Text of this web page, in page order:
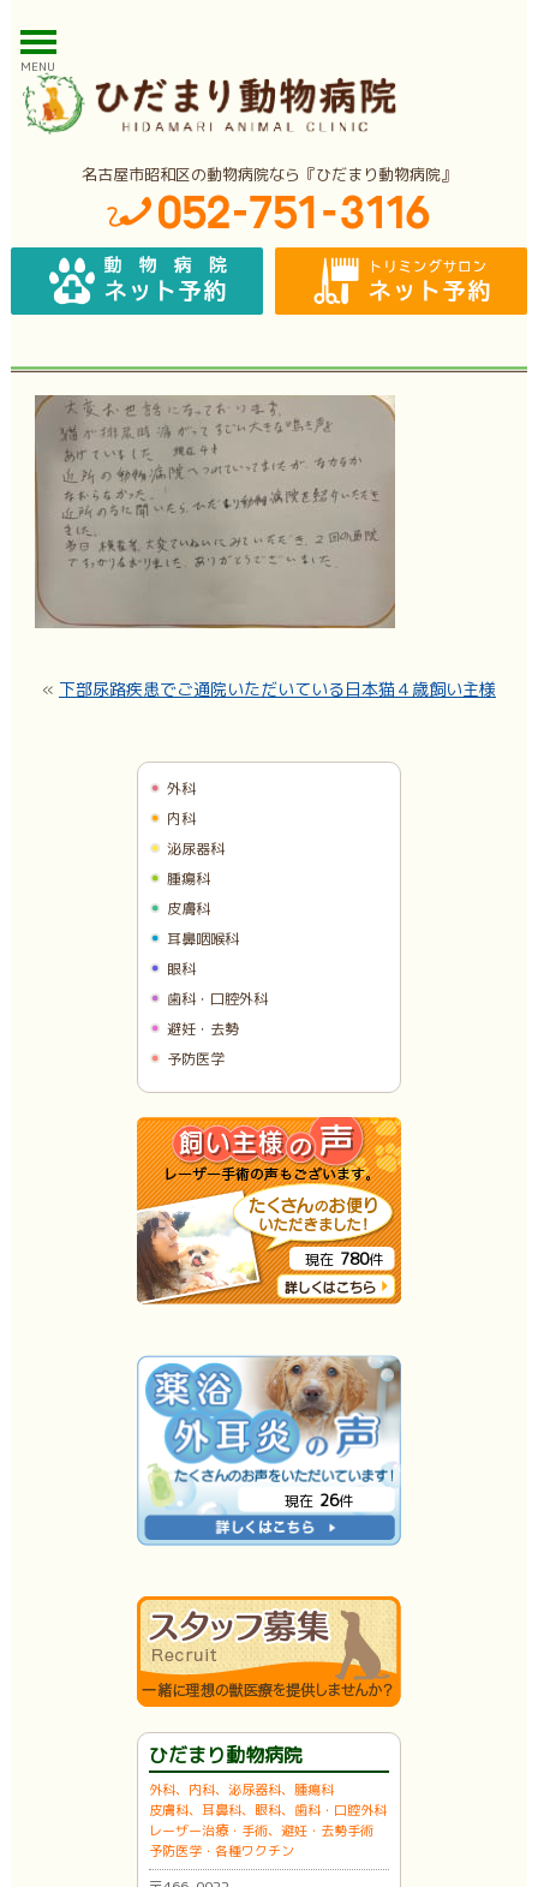
MENU
名古屋市昭和区の動物病院なら『ひだまり動物病院』
« 下部尿路疾患でご通院いただいている日本猫４歳飼い主様
外科
内科
泌尿器科
腫瘍科
皮膚科
耳鼻咽喉科
眼科
歯科・口腔外科
避妊・去勢
予防医学
現在 780件
現在 26件
ひだまり動物病院
外科、内科、泌尿器科、腫瘍科
皮膚科、耳鼻科、眼科、歯科・口腔外科
レーザー治療・手術、避妊・去勢手術
予防医学・各種ワクチン